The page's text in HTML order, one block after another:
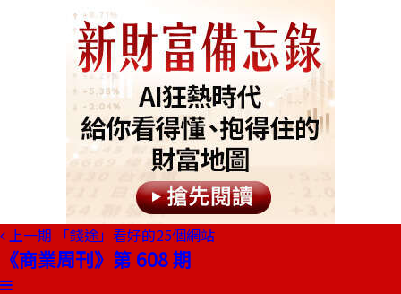
上一期 「錢途」看好的25個網站
《商業周刊》第 608 期